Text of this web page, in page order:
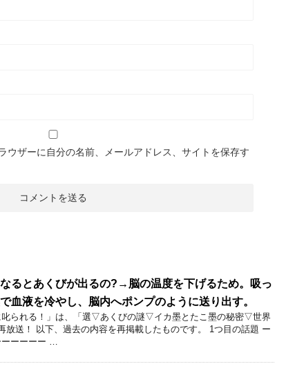
ウザーに自分の名前、メールアドレス、サイトを保存す
なるとあくびが出るの?→脳の温度を下げるため。吸っ
血液を冷やし、脳内へポンプのように送り出す。
叱られる！」​は、「選▽あくびの謎▽イカ墨とたこ墨の秘密▽世界
放送！ 以下、過去の内容を再掲載したものです。 1つ目の話題 ー
ーーーーー …